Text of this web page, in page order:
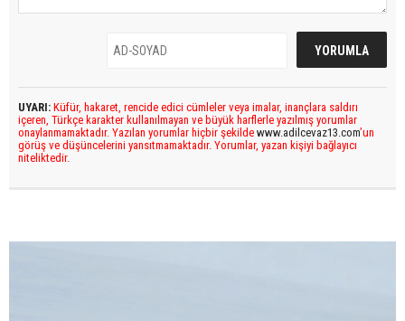
UYARI: Küfür, hakaret, rencide edici cümleler veya imalar, inançlara saldırı
içeren, Türkçe karakter kullanılmayan ve büyük harflerle yazılmış yorumlar
onaylanmamaktadır. Yazılan yorumlar hiçbir şekilde www.adilcevaz13.com’un
görüş ve düşüncelerini yansıtmamaktadır. Yorumlar, yazan kişiyi bağlayıcı
niteliktedir.